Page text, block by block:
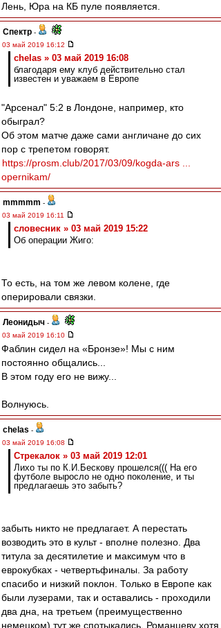
Лень, Юра на КБ пуле появляется.
Спектр -
03 май 2019 16:12
chelas » 03 май 2019 16:08
благодаря ему клуб действительно стал
известен и уважаем в Европе
"Арсенал" 5:2 в Лондоне, например, кто
обыграл?
Об этом матче даже сами англичане до сих
пор с трепетом говорят.
https://prosm.club/2017/03/09/kogda-ars ...
opernikam/
mmmmm -
03 май 2019 16:11
словесник » 03 май 2019 15:22
Об операции Жиго:
То есть, на том же левом колене, где
оперировали связки.
Леонидыч -
03 май 2019 16:10
Фаблин сидел на «Бронзе»! Мы с ним
постоянно общались...
В этом году его не вижу...
Волнуюсь.
chelas -
03 май 2019 16:08
Стрекалок » 03 май 2019 12:01
Лихо ты по К.И.Бескову прошелся((( На его
футболе выросло не одно поколение, и ты
предлагаешь это забыть?
забыть никто не предлагает. А перестать
возводить это в культ - вполне полезно. Два
титула за десятилетие и максимум что в
еврокубках - четвертьфиналы. За работу
спасибо и низкий поклон. Только в Европе как
были лузерами, так и оставались - проходили
два дна, на третьем (преимущественно
немецком) тут же спотыкались. Романцеву хотя